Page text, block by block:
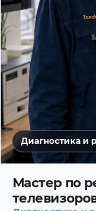
Диагностика и
Мастер по